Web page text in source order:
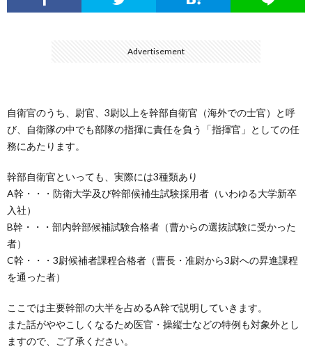
衛
海
隊
Advertisement
自衛官のうち、尉官、3尉以上を幹部自衛官（海外での士官）と呼
び、自衛隊の中でも部隊の指揮に責任を負う「指揮官」としての任
務にあたります。
幹部自衛官といっても、実際には3種類あり
A幹・・・防衛大学及び幹部候補生試験採用者（いわゆる大学新卒
入社）
B幹・・・部内幹部候補試験合格者（曹からの選抜試験に受かった
者）
C幹・・・3尉候補者課程合格者（曹長・准尉から3尉への昇進課程
を通った者）
ここでは主要幹部の大半を占めるA幹で説明していきます。
また話がややこしくなるため医官・操縦士などの特例も対象外とし
ますので、ご了承ください。